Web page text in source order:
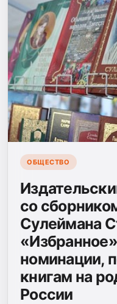
ОБЩЕСТВО
со
Сулеймана
номинации,
книгам на
России